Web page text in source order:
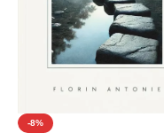
-8%